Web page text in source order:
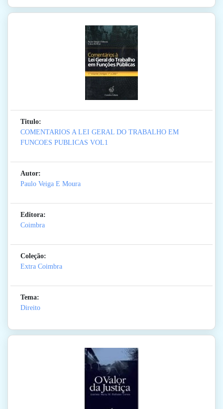
Titulo:
COMENTARIOS A LEI GERAL DO TRABALHO EM
FUNCOES PUBLICAS VOL1
Autor:
Paulo Veiga E Moura
Editora:
Coimbra
Coleção:
Extra Coimbra
Tema:
Direito